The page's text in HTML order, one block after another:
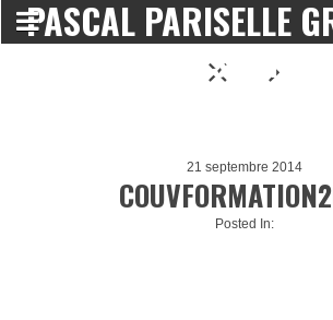
PASCAL PARISELLE
DESIGNER
21 septembre 2014
Posted In: